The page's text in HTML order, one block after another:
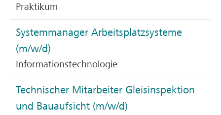
Praktikum
Systemmanager Arbeitsplatzsysteme
(m/w/d)
Informationstechnologie
Technischer Mitarbeiter Gleisinspektion
und Bauaufsicht (m/w/d)